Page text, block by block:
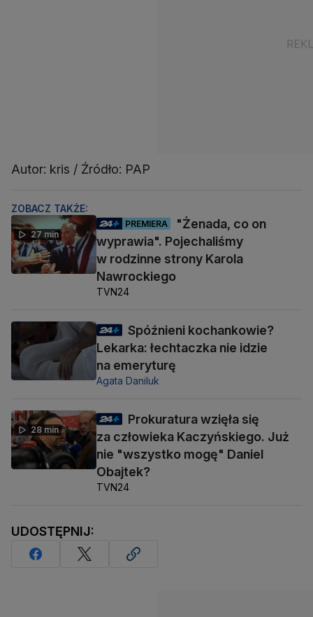
Autor: kris / Źródło: PAP
ZOBACZ TAKŻE:
27 min
PREMIERA
"Żenada, co on
wyprawia". Pojechaliśmy
w rodzinne strony Karola
Nawrockiego
TVN24
Spóźnieni kochankowie?
Lekarka: łechtaczka nie idzie
na emeryturę
Agata Daniluk
28 min
Prokuratura wzięła się
za człowieka Kaczyńskiego. Już
nie "wszystko mogę" Daniel
Obajtek?
TVN24
UDOSTĘPNIJ: